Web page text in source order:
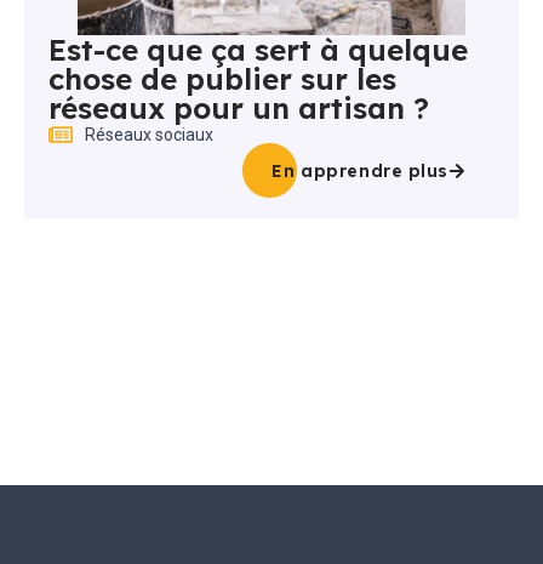
Est-ce que ça sert à quelque
chose de publier sur les
réseaux pour un artisan ?
Réseaux sociaux
En apprendre plus